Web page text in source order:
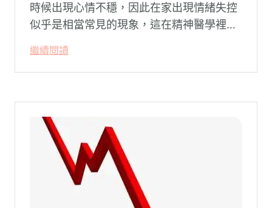
時候出現心情不穩，因此在家出現情緒失控
似乎是相當常見的現象，這在精神醫學裡不
系統在長久使用之下，突然在某一次需要處
理更高層次的資料時，電腦呈現當機現象，
造成重大影響。
繼續閱讀